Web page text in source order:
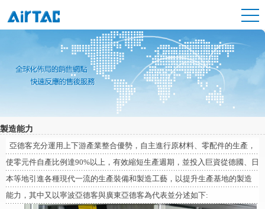
製造能力
亞德客充分運用上下游產業整合優勢，自主進行原材料、零配件的生產，
使零元件自產比例達90%以上，有效縮短生產週期，並投入巨資從德國、日
本等地引進各種現代一流的生產裝備和製造工藝，以提升生產基地的製造
能力，其中又以寧波亞德客與廣東亞德客為代表並分述如下: